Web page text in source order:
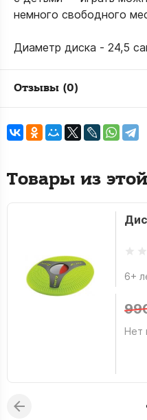
немного свободного
Диаметр диска - 24,5
Отзывы (0)
Товары из
6+
Нет